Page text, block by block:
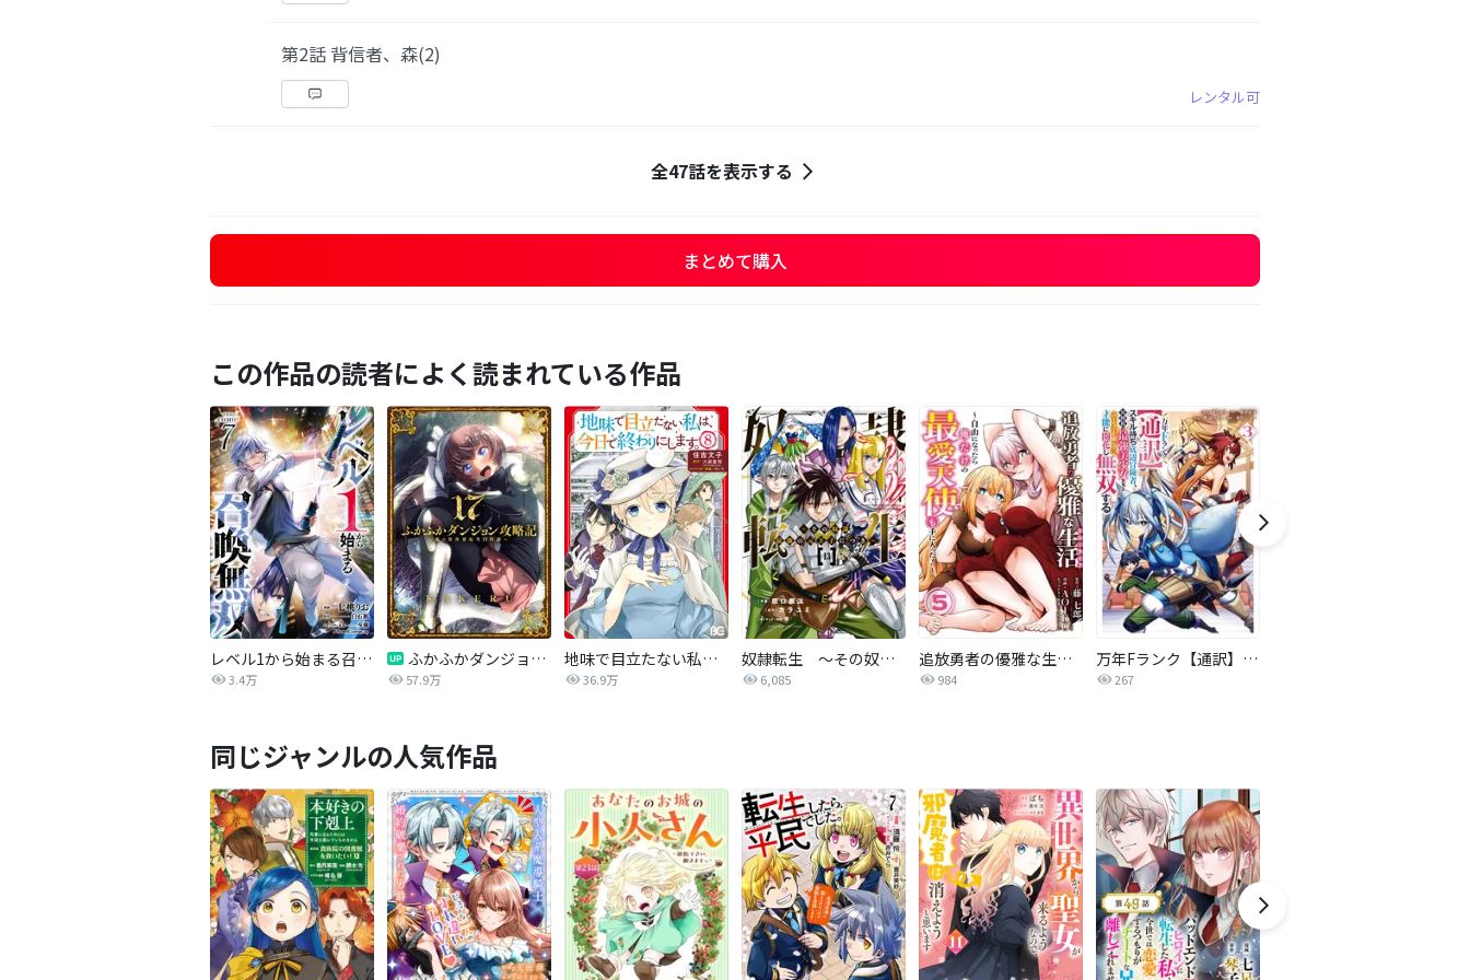
第2話 背信者、森(2)
レンタル可
全47話を表示する
まとめて購入
この作品の読者によく読まれている作品
レベル1から始まる召喚無双 THE COMIC
3.4万
ふかふかダンジョン攻略記 ～俺の異世界転生冒険譚～
57.9万
地味で目立たない私は、今日で終わりにします。【分冊版】
36.9万
奴隷転生 ～その奴隷、最強の元王子につき～
6,085
追放勇者の優雅な生活～自由になったら俺だけの最愛天使も手に入った！～
984
万年Fランク【通訳】スキル持ち底辺冒険者、異種族の最強美少女たちとパーティーを組んで才能に開花し無双する
267
同じジャンルの人気作品